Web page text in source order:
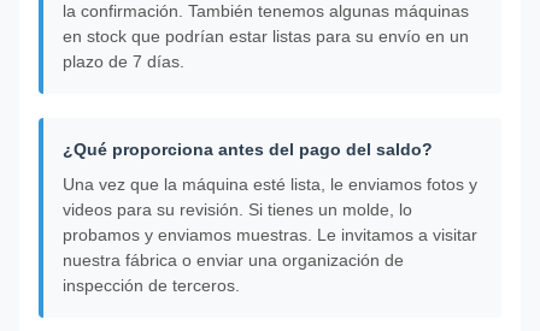
la confirmación. También tenemos algunas máquinas
en stock que podrían estar listas para su envío en un
plazo de 7 días.
¿Qué proporciona antes del pago del saldo?
Una vez que la máquina esté lista, le enviamos fotos y
videos para su revisión. Si tienes un molde, lo
probamos y enviamos muestras. Le invitamos a visitar
nuestra fábrica o enviar una organización de
inspección de terceros.